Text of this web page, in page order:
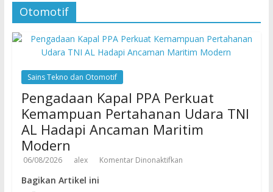
Otomotif
Sains Tekno dan Otomotif
Pengadaan Kapal PPA Perkuat
Kemampuan Pertahanan Udara TNI
AL Hadapi Ancaman Maritim
Modern
06/08/2026 alex Komentar Dinonaktifkan
Bagikan Artikel ini